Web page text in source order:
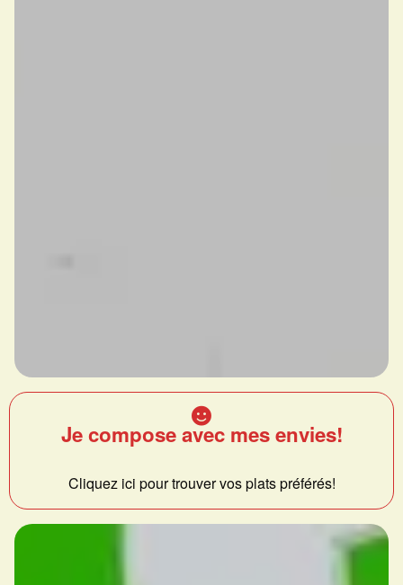
Je compose avec mes envies!
Cliquez ici pour trouver vos plats préférés!